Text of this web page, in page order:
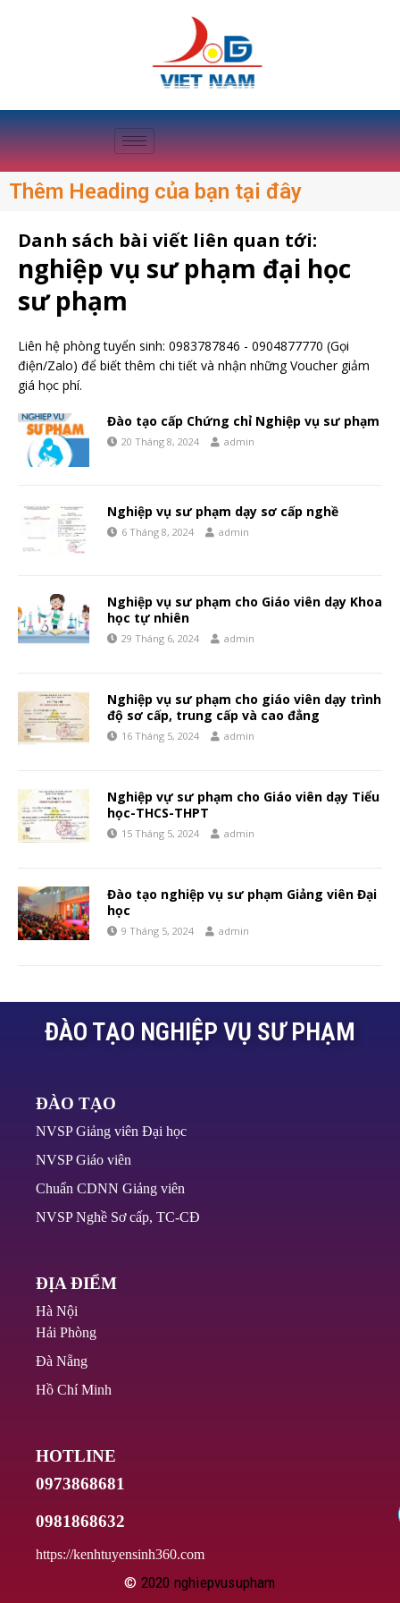
Thêm Heading của bạn tại đây
Danh sách bài viết liên quan tới:
nghiệp vụ sư phạm đại học
sư phạm
Liên hệ phòng tuyển sinh: 0983787846 - 0904877770 (Gọi
điện/Zalo) để biết thêm chi tiết và nhận những Voucher giảm
giá học phí.
Đào tạo cấp Chứng chỉ Nghiệp vụ sư phạm
20 Tháng 8, 2024 admin
Nghiệp vụ sư phạm dạy sơ cấp nghề
6 Tháng 8, 2024 admin
Nghiệp vụ sư phạm cho Giáo viên dạy Khoa
học tự nhiên
29 Tháng 6, 2024 admin
Nghiệp vụ sư phạm cho giáo viên dạy trình
độ sơ cấp, trung cấp và cao đẳng
16 Tháng 5, 2024 admin
Nghiệp vự sư phạm cho Giáo viên dạy Tiểu
học-THCS-THPT
15 Tháng 5, 2024 admin
Đào tạo nghiệp vụ sư phạm Giảng viên Đại
học
9 Tháng 5, 2024 admin
ĐÀO TẠO NGHIỆP VỤ SƯ PHẠM
ĐÀO TẠO
NVSP Giảng viên Đại học
NVSP Giáo viên
Chuẩn CDNN Giảng viên
NVSP Nghề Sơ cấp, TC-CĐ
ĐỊA ĐIỂM
Hà Nội
Hải Phòng
Đà Nẵng
Hồ Chí Minh
HOTLINE
0973868681
0981868632
https://kenhtuyensinh360.com
© 2020 nghiepvusupham